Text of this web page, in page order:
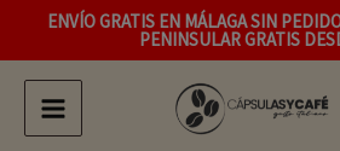
contenido
ENVÍO GRATIS EN MÁLAGA SIN
PENINSULAR GRATIS